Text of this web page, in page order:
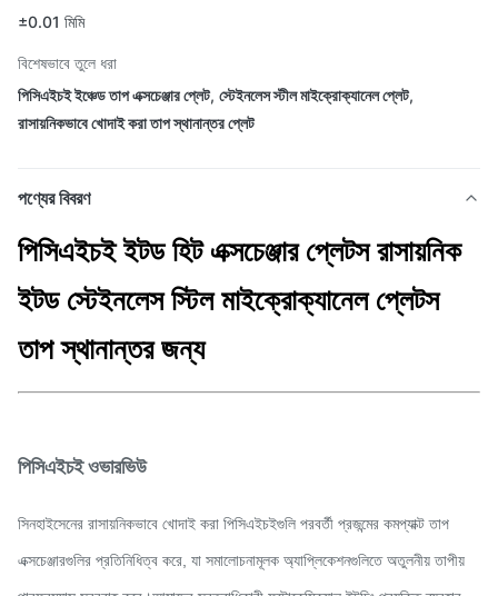
±0.01 মিমি
বিশেষভাবে তুলে ধরা
পিসিএইচই ইঞ্চেড তাপ এক্সচেঞ্জার প্লেট, স্টেইনলেস স্টীল মাইক্রোক্যানেল প্লেট,
রাসায়নিকভাবে খোদাই করা তাপ স্থানান্তর প্লেট
পণ্যের বিবরণ
পিসিএইচই ইটড হিট এক্সচেঞ্জার প্লেটস রাসায়নিক
ইটড স্টেইনলেস স্টিল মাইক্রোক্যানেল প্লেটস
তাপ স্থানান্তর জন্য
পিসিএইচই ওভারভিউ
সিনহাইসেনের রাসায়নিকভাবে খোদাই করা পিসিএইচইগুলি পরবর্তী প্রজন্মের কমপ্যাক্ট তাপ
এক্সচেঞ্জারগুলির প্রতিনিধিত্ব করে, যা সমালোচনামূলক অ্যাপ্লিকেশনগুলিতে অতুলনীয় তাপীয়